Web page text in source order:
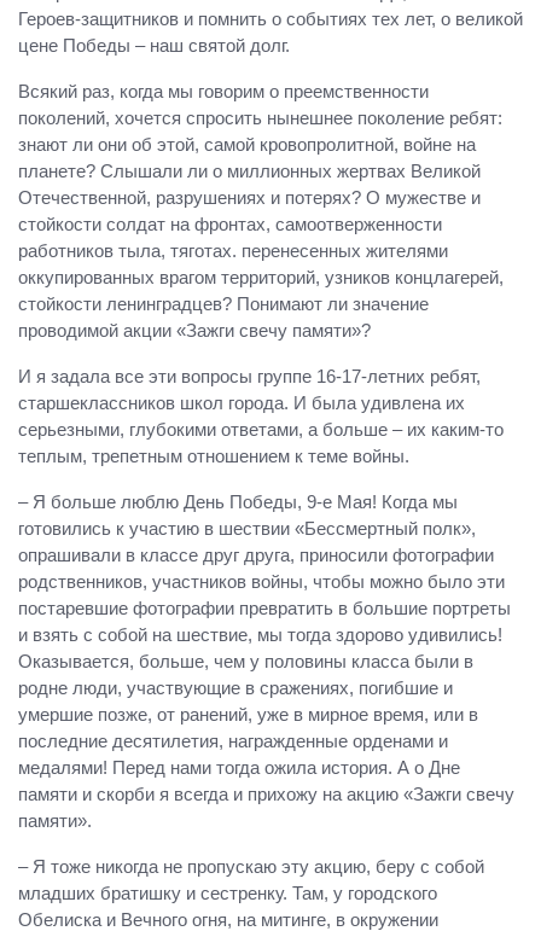
Героев-защитников и помнить о событиях тех лет, о великой
цене Победы – наш святой долг.
Всякий раз, когда мы говорим о преемственности
поколений, хочется спросить нынешнее поколение ребят:
знают ли они об этой, самой кровопролитной, войне на
планете? Слышали ли о миллионных жертвах Великой
Отечественной, разрушениях и потерях? О мужестве и
стойкости солдат на фронтах, самоотверженности
работников тыла, тяготах. перенесенных жителями
оккупированных врагом территорий, узников концлагерей,
стойкости ленинградцев? Понимают ли значение
проводимой акции «Зажги свечу памяти»?
И я задала все эти вопросы группе 16-17-летних ребят,
старшеклассников школ города. И была удивлена их
серьезными, глубокими ответами, а больше – их каким-то
теплым, трепетным отношением к теме войны.
– Я больше люблю День Победы, 9-е Мая! Когда мы
готовились к участию в шествии «Бессмертный полк»,
опрашивали в классе друг друга, приносили фотографии
родственников, участников войны, чтобы можно было эти
постаревшие фотографии превратить в большие портреты
и взять с собой на шествие, мы тогда здорово удивились!
Оказывается, больше, чем у половины класса были в
родне люди, участвующие в сражениях, погибшие и
умершие позже, от ранений, уже в мирное время, или в
последние десятилетия, награжденные орденами и
медалями! Перед нами тогда ожила история. А о Дне
памяти и скорби я всегда и прихожу на акцию «Зажги свечу
памяти».
– Я тоже никогда не пропускаю эту акцию, беру с собой
младших братишку и сестренку. Там, у городского
Обелиска и Вечного огня, на митинге, в окружении